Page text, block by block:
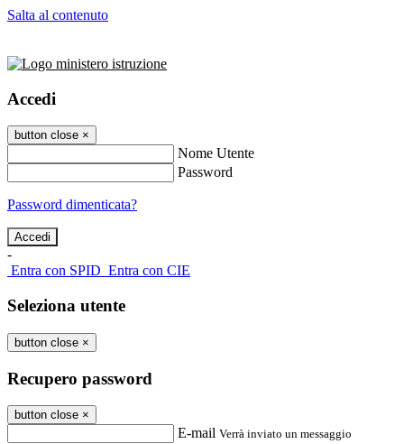
Salta al contenuto
Accedi
button close ×
Nome Utente
Password
Password dimenticata?
-
Entra con SPID Entra con CIE
Seleziona utente
button close ×
Recupero password
button close ×
E-mail Verrà inviato un messaggio